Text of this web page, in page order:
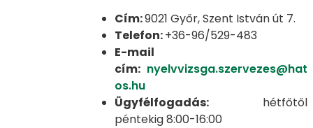
Cím:9021 Győr, Szent István út 7.
Telefon:+36-96/529-483
E-mail
cím: nyelvvizsga.szervezes@hat
os.hu
Ügyfélfogadás:hétfőtől
péntekig 8:00-16:00